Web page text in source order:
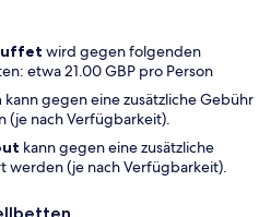
wird gegen folgenden
etwa 21.00 GBP pro Person
kann gegen eine zusätzliche Gebühr
(je nach Verfügbarkeit).
kann gegen eine zusätzliche
werden (je nach Verfügbarkeit).